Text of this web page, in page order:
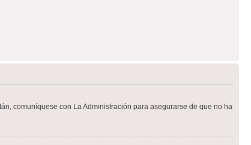
comuníquese con La Administración para asegurarse de que no ha